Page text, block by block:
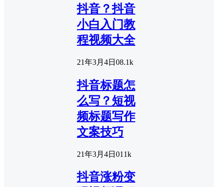
抖音？抖音
小白入门教
程视频大全
21年3月4日 08.1k
抖音标题怎
么写？短视
频标题写作
文案技巧
21年3月4日 011k
抖音涨粉变